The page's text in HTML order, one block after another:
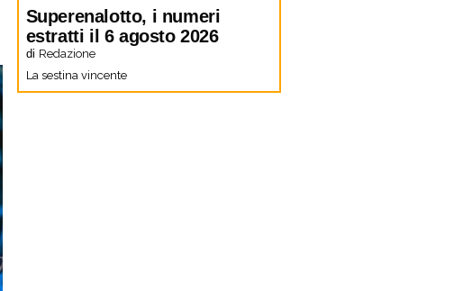
Superenalotto, i numeri
estratti il 6 agosto 2026
di Redazione
La sestina vincente